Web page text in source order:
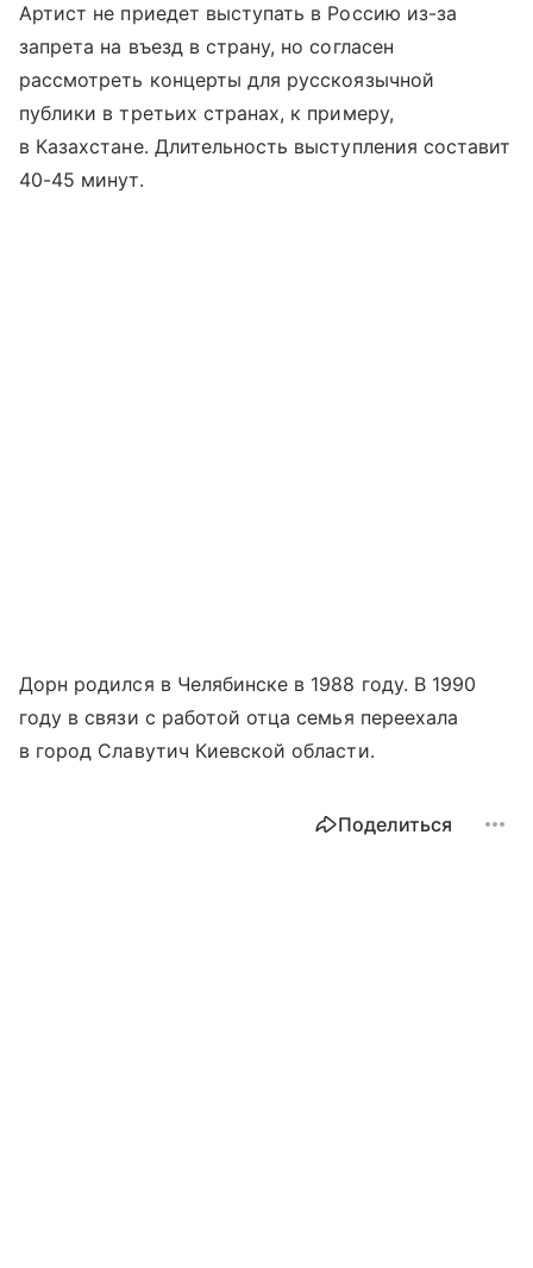
Артист не приедет выступать в Россию из-за
запрета на въезд в страну, но согласен
рассмотреть концерты для русскоязычной
публики в третьих странах, к примеру,
в Казахстане. Длительность выступления составит
40-45 минут.
Дорн родился в Челябинске в 1988 году. В 1990
году в связи с работой отца семья переехала
в город Славутич Киевской области.
Поделиться